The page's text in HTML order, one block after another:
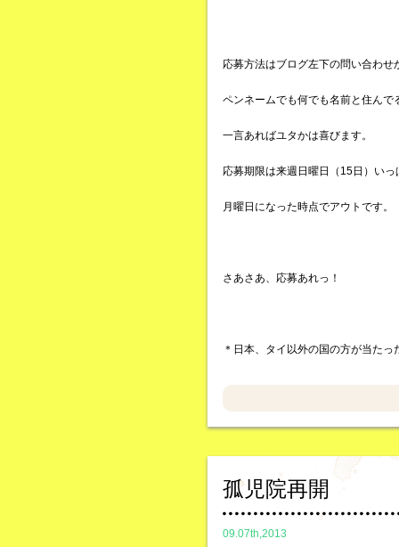
応募方法はブログ左下の問い合わせ
ペンネームでも何でも名前と住んで
一言あればユタかは喜びます。
応募期限は来週日曜日（15日）いっ
月曜日になった時点でアウトです。
さあさあ、応募あれっ！
＊日本、タイ以外の国の方が当た
孤児院再開
09.07th,2013